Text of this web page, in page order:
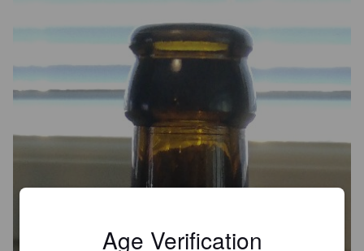
Age Verification